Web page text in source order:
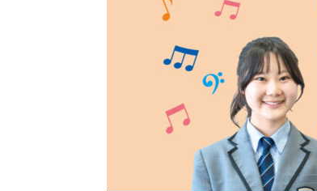
学校紹介
Introducing School
教育内容
Education
学校生活
https://guide.ckip.jp/suzuka-h/ Life
情報公開
information
入試案内
Entrance examination